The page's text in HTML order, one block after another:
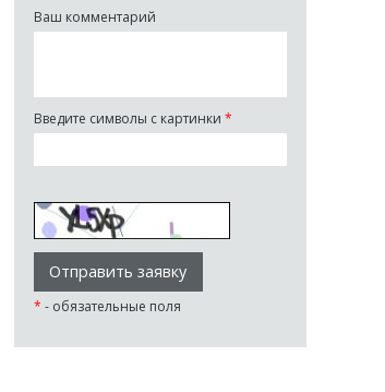
Ваш комментарий
Введите символы с картинки *
* - обязательные поля